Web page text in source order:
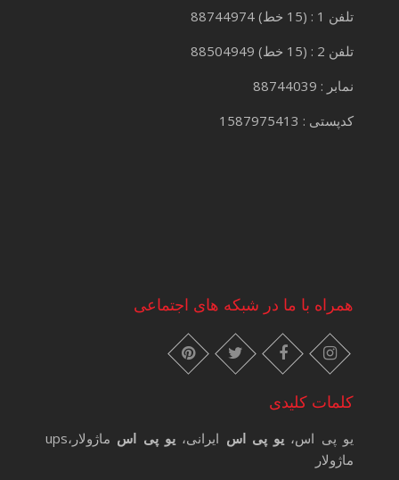
تلفن 1 : (15 خط) 88744974
تلفن 2 : (15 خط) 88504949
نمابر : 88744039
کدپستی : 1587975413
همراه با ما در شبکه های اجتماعی
instagram
facebook
twitter
pinterest
کلمات کلیدی
یو پی اس، یو پی اس ایرانی،یو پی اس
ماژولار،ups
ماژولار